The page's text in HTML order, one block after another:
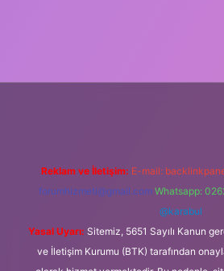
Reklam ve İletişim: E-mail:
forumhizmeti@gmail.com Whatsapp:
@karabul
Yasal Uyarı: Sitemiz, 5651 Sayılı Kanun
ve İletişim Kurumu (BTK) tarafından